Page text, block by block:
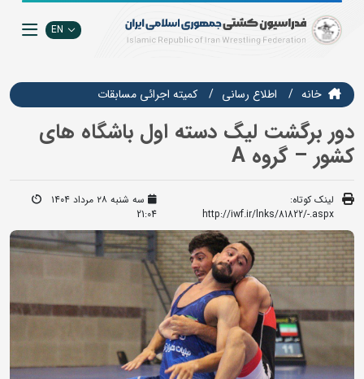
EN
خانه اطلاع رسانی كميته اجرائي مسابقات
دور برگشت لیگ دسته اول باشگاه های
کشور – گروه A
لینک کوتاه:
http://iwf.ir/lnks/81822/-.aspx
سه شنبه ۲۸ مرداد ۱۴۰۴
21:04